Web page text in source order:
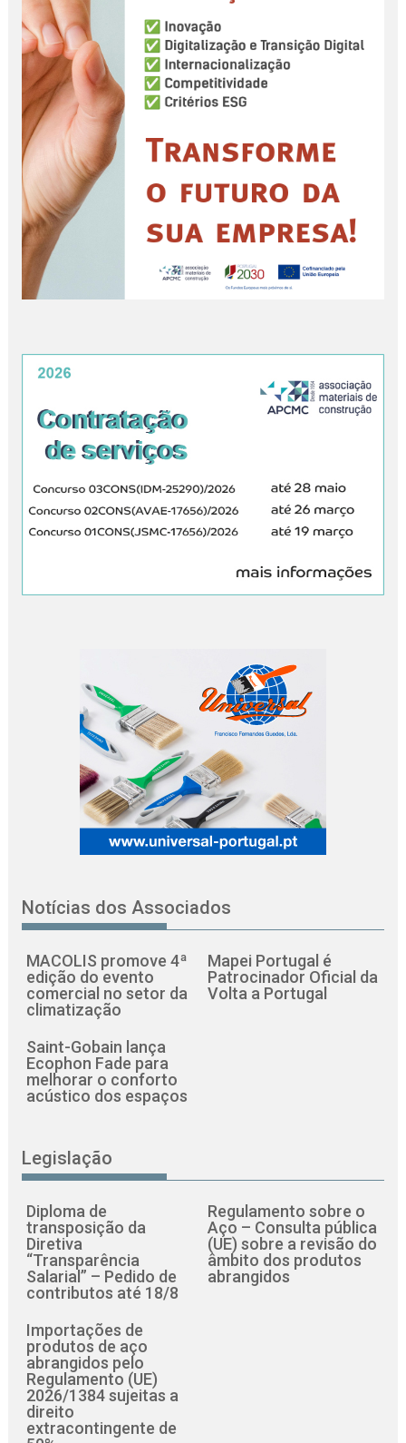
Notícias dos Associados
MACOLIS promove 4ª
edição do evento
comercial no setor da
climatização
Mapei Portugal é
Patrocinador Oficial da
Volta a Portugal
Saint-Gobain lança
Ecophon Fade para
melhorar o conforto
acústico dos espaços
Legislação
Diploma de
transposição da
Diretiva
“Transparência
Salarial” – Pedido de
contributos até 18/8
Regulamento sobre o
Aço – Consulta pública
(UE) sobre a revisão do
âmbito dos produtos
abrangidos
Importações de
produtos de aço
abrangidos pelo
Regulamento (UE)
2026/1384 sujeitas a
direito
extracontingente de